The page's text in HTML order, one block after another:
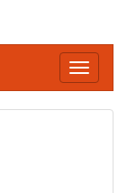
Afficher/
la